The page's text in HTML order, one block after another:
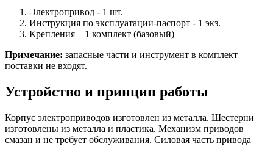
Электропривод - 1 шт.
Инструкция по эксплуатации-паспорт - 1 экз.
Крепления – 1 комплект (базовый)
Примечание: запасные части и инструмент в комплект
поставки не входят.
Устройство и принцип работы
Корпус электроприводов изготовлен из металла. Шестерни
изготовлены из металла и пластика. Механизм приводов
смазан и не требует обслуживания. Силовая часть привода